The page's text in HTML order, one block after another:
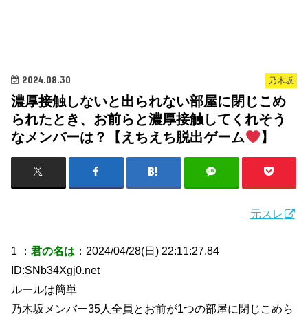
乃木坂
2024.08.30
濃厚接触しないと出られない部屋に閉じこめ
られたとき、お前らと濃厚接触してくれそう
なメンバーは？【えちえち脱出ゲーム
】
元スレ
1 ：君の名は ：2024/04/28(日) 22:11:27.84
ID:SNb34Xgj0.net
ルールは簡単
乃木坂メンバー35人全員とお前が1つの部屋に閉じこめら